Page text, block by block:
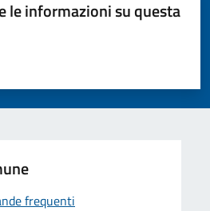
le informazioni su questa
stelle su 5
su 5
5
frequenti